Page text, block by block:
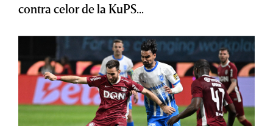
contra celor de la KuPS...